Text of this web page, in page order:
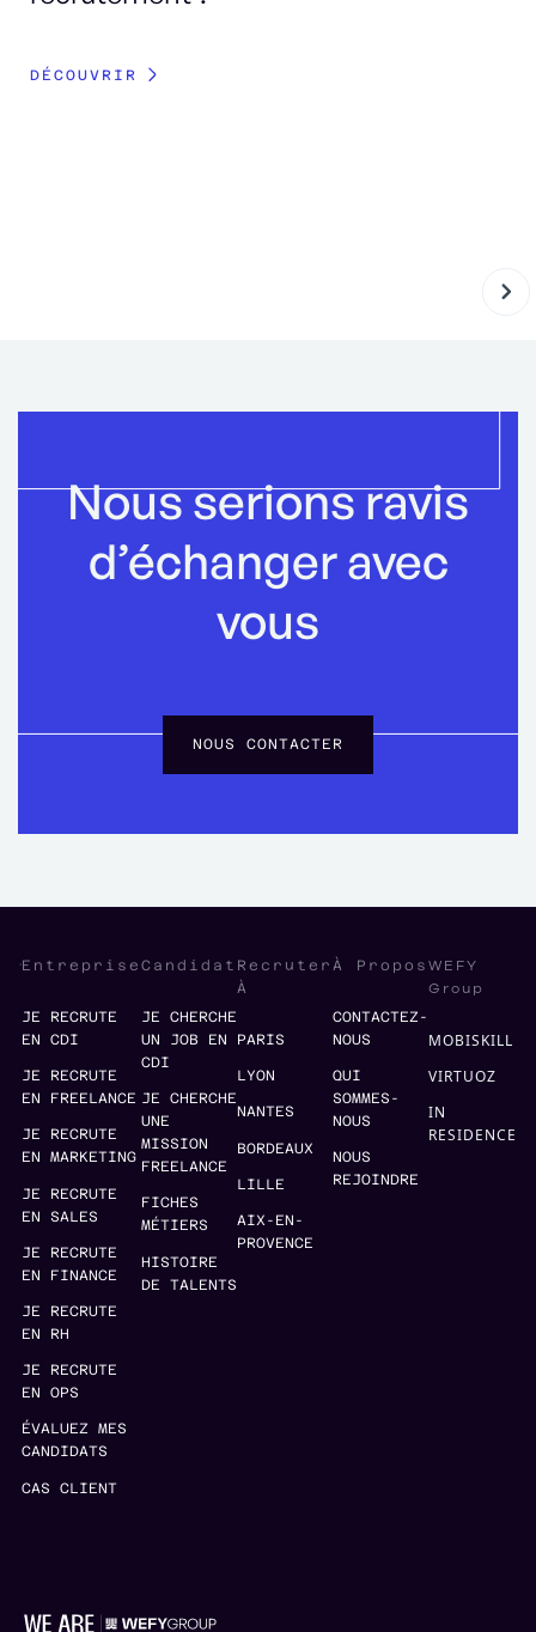
DÉCOUVRIR
Nous serions ravis
d’échanger avec
vous
NOUS CONTACTER
Entreprise
JE RECRUTE
EN CDI
JE RECRUTE
EN FREELANCE
JE RECRUTE
EN MARKETING
JE RECRUTE
EN SALES
JE RECRUTE
EN FINANCE
JE RECRUTE
EN RH
JE RECRUTE
EN OPS
ÉVALUEZ MES
CANDIDATS
CAS CLIENT
Candidat
JE CHERCHE
UN JOB EN
CDI
JE CHERCHE
UNE
MISSION
FREELANCE
FICHES
MÉTIERS
HISTOIRE
DE TALENTS
Recruter
À
PARIS
LYON
NANTES
BORDEAUX
LILLE
AIX-EN-
PROVENCE
À Propos
CONTACTEZ-
NOUS
QUI
SOMMES-
NOUS
NOUS
REJOINDRE
WEFY
Group
MOBISKILL
VIRTUOZ
IN
RESIDENCE